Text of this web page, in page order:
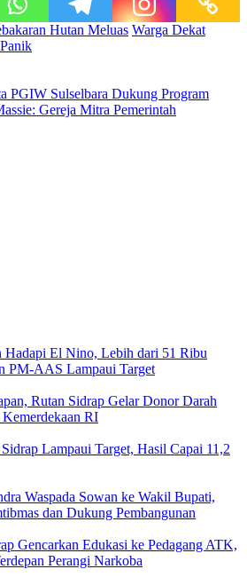
Hutan Meluas Warga Dekat
PGIW Sulselbara Dukung Program
Gereja Mitra Pemerintah
Hadapi El Nino, Lebih dari 51 Ribu
PM-AAS Lampaui Target
Rutan Sidrap Gelar Donor Darah
RI
Lampaui Target, Hasil Capai 11,2
Waspada Sowan ke Wakil Bupati,
dan Dukung Pembangunan
Gencarkan Edukasi ke Pedagang ATK,
Perangi Narkoba